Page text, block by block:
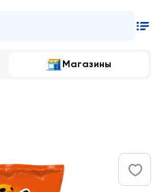
Магазины